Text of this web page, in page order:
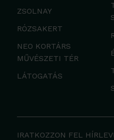
ZSOLNAY
RÓZSAKERT
NEO KORTÁRS
MŰVÉSZETI TÉR
LÁTOGATÁS
IRATKOZZON FEL